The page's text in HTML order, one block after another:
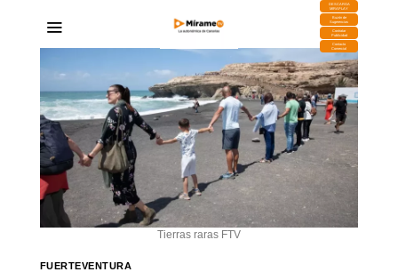
DESCARGA
MIRAPLAY
Buzón de
Sugerencias
Contratar
Publicidad
Contacto
Comercial
Tierras raras FTV
FUERTEVENTURA